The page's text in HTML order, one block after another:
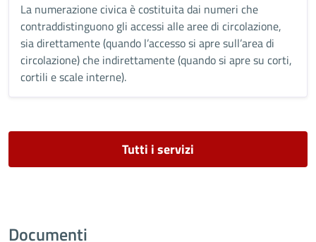
La numerazione civica è costituita dai numeri che
contraddistinguono gli accessi alle aree di circolazione,
sia direttamente (quando l’accesso si apre sull’area di
circolazione) che indirettamente (quando si apre su corti,
cortili e scale interne).
Tutti i servizi
Documenti